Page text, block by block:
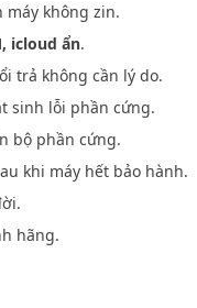
máy không zin.
icloud ẩn.
trả không cần lý do.
sinh lỗi phần cứng.
bộ phần cứng.
khi máy hết bảo hành.
hãng.